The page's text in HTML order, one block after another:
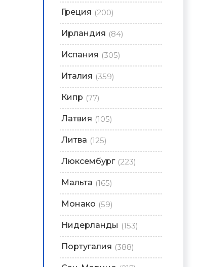
Греция (200)
Ирландия (84)
Испания (305)
Италия (359)
Кипр (77)
Латвия (105)
Литва (125)
Люксембург (223)
Мальта (165)
Монако (59)
Нидерланды (153)
Португалия (388)